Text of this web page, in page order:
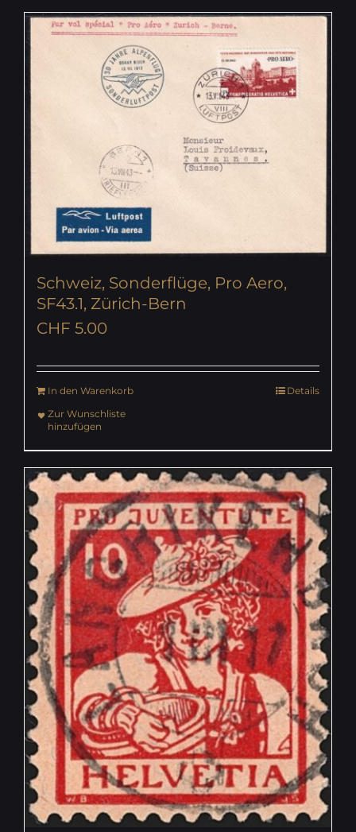
Schweiz, Sonderflüge, Pro Aero,
SF43.1, Zürich-Bern
CHF 5.00
In den Warenkorb
Details
Zur Wunschliste
hinzufügen